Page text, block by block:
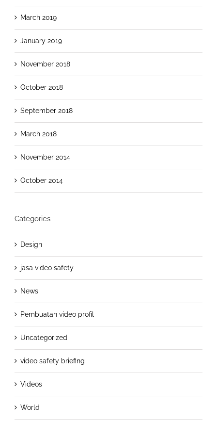
March 2019
January 2019
November 2018
October 2018
September 2018
March 2018
November 2014
October 2014
Categories
Design
jasa video safety
News
Pembuatan video profil
Uncategorized
video safety briefing
Videos
World